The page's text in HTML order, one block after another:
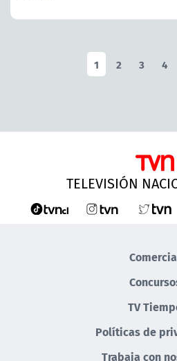
1 2 3 4
TELEVISIÓN
TV
Políticas de
Trabaja con